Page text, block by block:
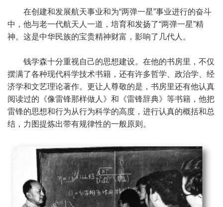
在创建和发展航天事业和为“两弹一星”事业进行的奋斗
中，他与老一代航天人一道，培育和发扬了“两弹一星”精
神。这是中华民族的宝贵精神财富，影响了几代人。
钱学森十分重视自己的思想建设。在他的书房里，不仅
摆满了各种现代科学技术书籍，还有许多哲学、政治学、经
济学和文艺理论著作。更让人尊敬的是，书房里还有他认真
阅读过的《像雷锋那样做人》和《雷锋辞典》等书籍，他把
雷锋的思想和行为从行为科学的高度，进行认真的概括和总
结，力图提炼出带有规律性的一般原则。